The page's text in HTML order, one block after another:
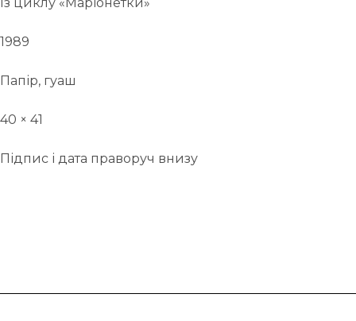
1989
Папір, гуаш
40 × 41
Підпис і дата праворуч внизу